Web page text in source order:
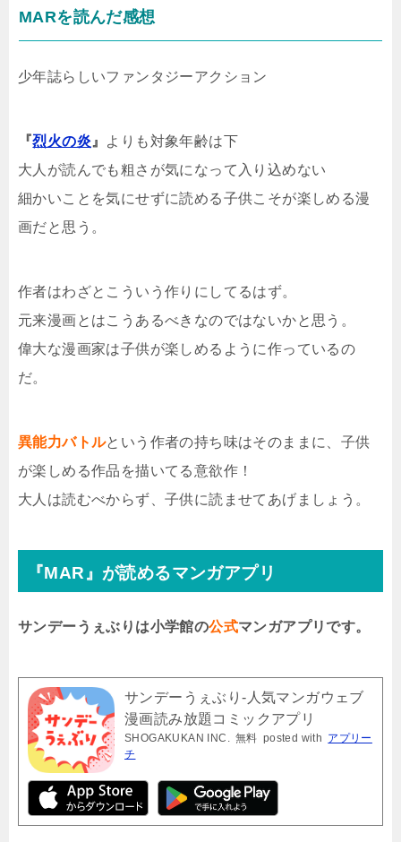
MARを読んだ感想
少年誌らしいファンタジーアクション
『烈火の炎 』 よりも対象年齢は下
大人が読んでも粗さが気になって入り込めない
細かいことを気にせずに読める子供こそが楽しめる漫
画だと思う。
作者はわざとこういう作りにしてるはず。
元来漫画とはこうあるべきなのではないかと思う。
偉大な漫画家は子供が楽しめるように作っているの
だ。
異能力バトルという作者の持ち味はそのままに、子供
が楽しめる作品を描いてる意欲作！
大人は読むべからず、子供に読ませてあげましょう。
『MAR』が読めるマンガアプリ
サンデーうぇぶりは小学館の公式マンガアプリです。
サンデーうぇぶり-人気マンガウェブ
漫画読み放題コミックアプリ
SHOGAKUKAN INC. 無料 posted with アプリー
チ